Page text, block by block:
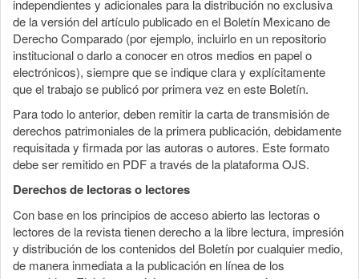
independientes y adicionales para la distribución no exclusiva
de la versión del artículo publicado en el Boletín Mexicano de
Derecho Comparado (por ejemplo, incluirlo en un repositorio
institucional o darlo a conocer en otros medios en papel o
electrónicos), siempre que se indique clara y explícitamente
que el trabajo se publicó por primera vez en este Boletín.
Para todo lo anterior, deben remitir la carta de transmisión de
derechos patrimoniales de la primera publicación, debidamente
requisitada y firmada por las autoras o autores. Este formato
debe ser remitido en PDF a través de la plataforma OJS.
Derechos de lectoras o lectores
Con base en los principios de acceso abierto las lectoras o
lectores de la revista tienen derecho a la libre lectura, impresión
y distribución de los contenidos del Boletín por cualquier medio,
de manera inmediata a la publicación en línea de los